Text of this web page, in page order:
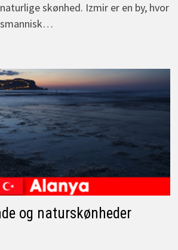
skønhed. Izmir er en by, hvor
og naturskønheder